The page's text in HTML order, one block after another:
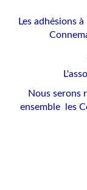
Les adhésions
Nous serons
ensemble les